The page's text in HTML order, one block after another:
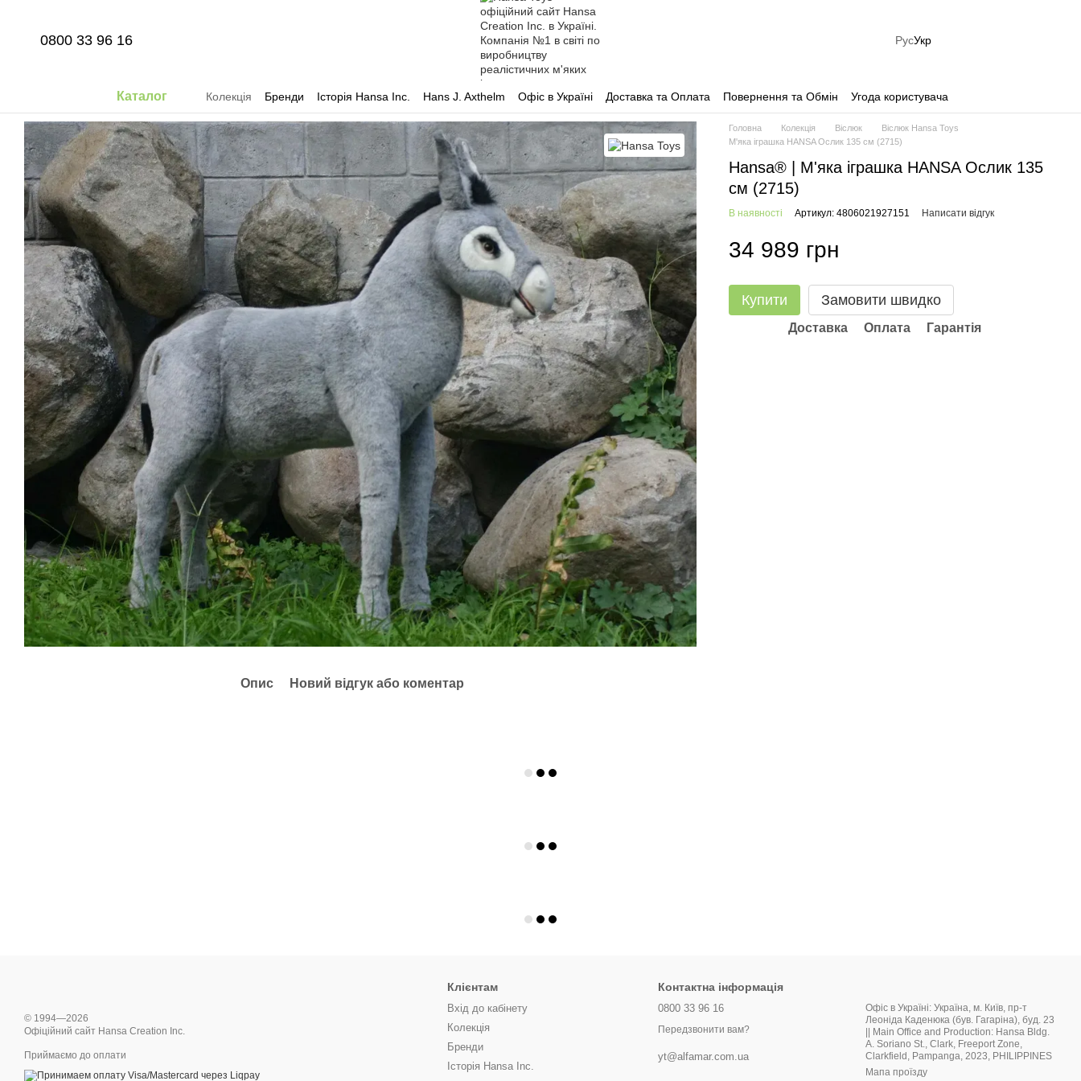
0800 33 96 16 РусУкр
Каталог Колекція Бренди Історія Hansa Inc. Hans J. Axthelm Офіс в Україні Доставка та Оплата Повернення та Обмін Угода користувача
Опис Новий відгук або коментар
Головна Колекція Віслюк
Віслюк Hansa Toys
М'яка іграшка HANSA Ослик 135 см (2715)
Hansa® | М'яка іграшка HANSA Ослик 135
см (2715)
В наявності Артикул: 4806021927151 Написати відгук
34 989 грн
Купити Замовити швидко
Доставка Оплата Гарантія
© 1994—2026
Офіційний сайт Hansa Creation Inc.
Приймаємо до оплати
Клієнтам
Вхід до кабінету
Колекція
Бренди
Історія Hansa Inc.
Контактна інформація
0800 33 96 16
Передзвонити вам?
yt@alfamar.com.ua
Офіс в Україні: Україна, м. Київ, пр-т
Леоніда Каденюка (був. Гагаріна), буд. 23
|| Main Office and Production: Hansa Bldg.
A. Soriano St., Clark, Freeport Zone,
Clarkfield, Pampanga, 2023, PHILIPPINES
Мапа проїзду